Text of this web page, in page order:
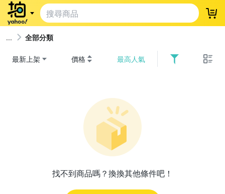
登
全部分類
最新上架 價格 最高人氣
找不到商品嗎？換換其他條件吧！